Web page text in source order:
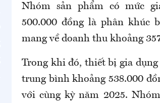
Nhóm sản phẩm có mức
500.000 đồng là phân khúc
mang về doanh thu khoảng
Trong khi đó, thiết bị gia
trung bình khoảng 538.000
với cùng kỳ năm 2025.